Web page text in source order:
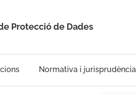
Protecció de Dades
Normativa i jurisprudència